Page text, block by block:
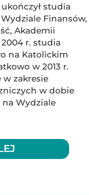
studia
Finansów,
Akademii
r. studia
na Katolickim
w 2013 r.
zakresie
w dobie
na Wydziale